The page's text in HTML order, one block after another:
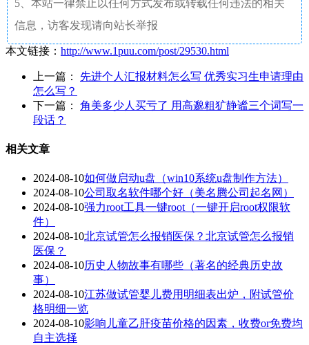
5、本站一律禁止以任何方式发布或转载任何违法的相关
信息，访客发现请向站长举报
本文链接： http://www.1puu.com/post/29530.html
上一篇： 先进个人汇报材料怎么写 优秀实习生申请理由
怎么写？
下一篇： 角美多少人买亏了 用高邈粗犷静谧三个词写一
段话？
相关文章
2024-08-10如何做启动u盘（win10系统u盘制作方法）
2024-08-10公司取名软件哪个好（美名腾公司起名网）
2024-08-10强力root工具一键root（一键开启root权限软
件）
2024-08-10北京试管怎么报销医保？北京试管怎么报销
医保？
2024-08-10历史人物故事有哪些（著名的经典历史故
事）
2024-08-10江苏做试管婴儿费用明细表出炉，附试管价
格明细一览
2024-08-10影响儿童乙肝疫苗价格的因素，收费or免费均
自主选择